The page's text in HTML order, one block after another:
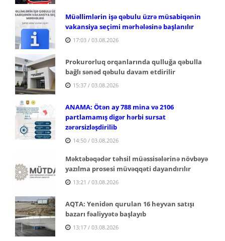
Müəllimlərin işə qəbulu üzrə müsabiqənin
vakansiya seçimi mərhələsinə başlanılır
17:03 / 03.08.2026
Prokurorluq orqanlarında qulluğa qəbulla
bağlı sənəd qəbulu davam etdirilir
15:37 / 03.08.2026
ANAMA: Ötən ay 788 mina və 2106
partlamamış digər hərbi sursat
zərərsizləşdirilib
14:50 / 03.08.2026
Məktəbəqədər təhsil müəssisələrinə növbəyə
yazılma prosesi müvəqqəti dayandırılır
13:21 / 03.08.2026
AQTA: Yenidən qurulan 16 heyvan satışı
bazarı fəaliyyətə başlayıb
13:17 / 03.08.2026